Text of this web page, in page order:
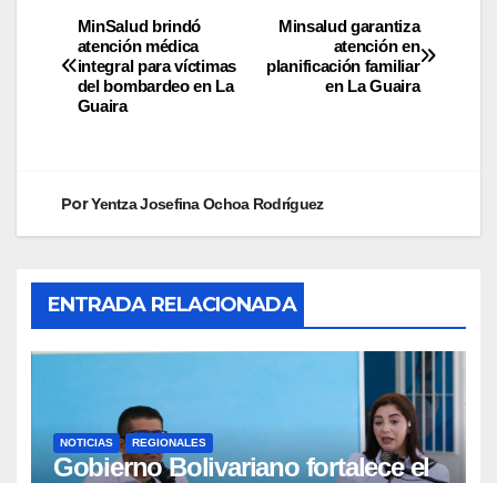
Minsalud garantiza
atención en
planificación familiar
en La Guaira
MinSalud brindó
atención médica
integral para víctimas
del bombardeo en La
Guaira
PorYentza Josefina Ochoa Rodríguez
ENTRADA RELACIONADA
NOTICIAS REGIONALES
Gobierno Bolivariano fortalece el